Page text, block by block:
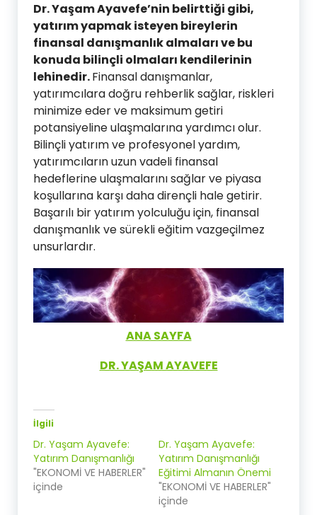
Dr. Yaşam Ayavefe’nin belirttiği gibi,
yatırım yapmak isteyen bireylerin
finansal danışmanlık almaları ve bu
konuda bilinçli olmaları kendilerinin
lehinedir.Finansal danışmanlar,
yatırımcılara doğru rehberlik sağlar, riskleri
minimize eder ve maksimum getiri
potansiyeline ulaşmalarına yardımcı olur.
Bilinçli yatırım ve profesyonel yardım,
yatırımcıların uzun vadeli finansal
hedeflerine ulaşmalarını sağlar ve piyasa
koşullarına karşı daha dirençli hale getirir.
Başarılı bir yatırım yolculuğu için, finansal
danışmanlık ve sürekli eğitim vazgeçilmez
unsurlardır.
ANA SAYFA
DR. YAŞAM AYAVEFE
İlgili
Dr. Yaşam Ayavefe:
Yatırım Danışmanlığı
"EKONOMİ VE HABERLER"
içinde
Dr. Yaşam Ayavefe:
Yatırım Danışmanlığı
Eğitimi Almanın Önemi
"EKONOMİ VE HABERLER"
içinde